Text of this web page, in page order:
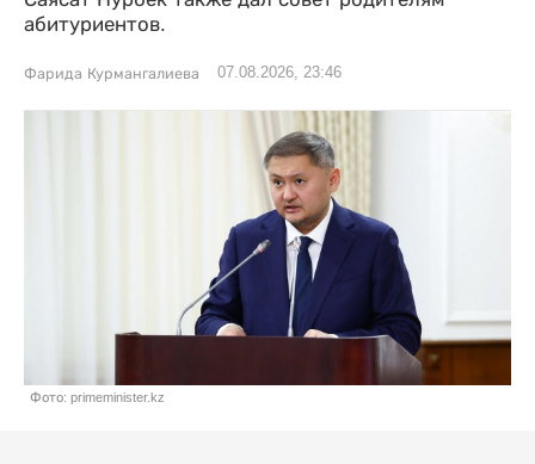
абитуриентов.
Фарида Курмангалиева 07.08.2026, 23:46
Фото: primeminister.kz